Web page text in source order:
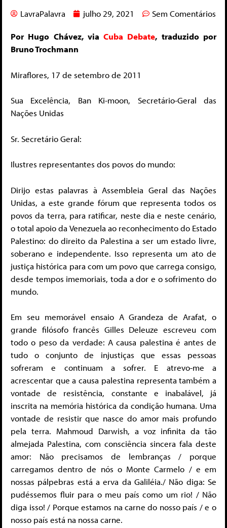
LavraPalavra julho 29, 2021 Sem Comentários
Por Hugo Chávez, viaCuba Debate, traduzido por
Bruno Trochmann
Miraflores, 17 de setembro de 2011
Sua Excelência, Ban Ki-moon, Secretário-Geral das
Nações Unidas
Sr. Secretário Geral:
Ilustres representantes dos povos do mundo:
Dirijo estas palavras à Assembleia Geral das Nações
Unidas, a este grande fórum que representa todos os
povos da terra, para ratificar, neste dia e neste cenário,
o total apoio da Venezuela ao reconhecimento do Estado
Palestino: do direito da Palestina a ser um estado livre,
soberano e independente. Isso representa um ato de
justiça histórica para com um povo que carrega consigo,
desde tempos imemoriais, toda a dor e o sofrimento do
mundo.
Em seu memorável ensaio A Grandeza de Arafat, o
grande filósofo francês Gilles Deleuze escreveu com
todo o peso da verdade: A causa palestina é antes de
tudo o conjunto de injustiças que essas pessoas
sofreram e continuam a sofrer. E atrevo-me a
acrescentar que a causa palestina representa também a
vontade de resistência, constante e inabalável, já
inscrita na memória histórica da condição humana. Uma
vontade de resistir que nasce do amor mais profundo
pela terra. Mahmoud Darwish, a voz infinita da tão
almejada Palestina, com consciência sincera fala deste
amor: Não precisamos de lembranças / porque
carregamos dentro de nós o Monte Carmelo / e em
nossas pálpebras está a erva da Galiléia./ Não diga: Se
pudéssemos fluir para o meu país como um rio! / Não
diga isso! / Porque estamos na carne do nosso país / e o
nosso país está na nossa carne.